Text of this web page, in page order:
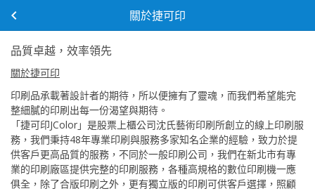
關於捷可印
品質卓越，效率領先
關於捷可印
印刷品承載著設計者的期待，所以便擁有了靈魂，而我們希望能完
整細膩的印刷出每一份渴望與期待。
「捷可印JColor」是股票上櫃公司沈氏藝術印刷所創立的線上印刷服
務，我們秉持48年專業印刷與服務多家知名企業的經驗，致力於提
供客戶更高品質的服務，不同於一般印刷公司，我們在新北市有專
業的印刷廠區提供完整的印刷服務，各種高規格的數位印刷機一應
俱全，除了合版印刷之外，更有獨立版的印刷可供客戶選擇，照顧